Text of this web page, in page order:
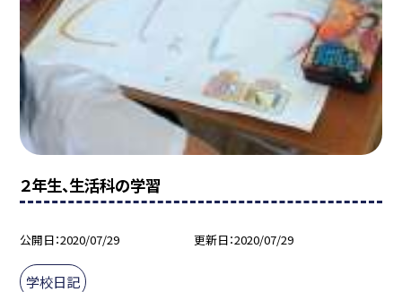
２年生、生活科の学習
公開日 2020/07/29 更新日 2020/07/29
学校日記